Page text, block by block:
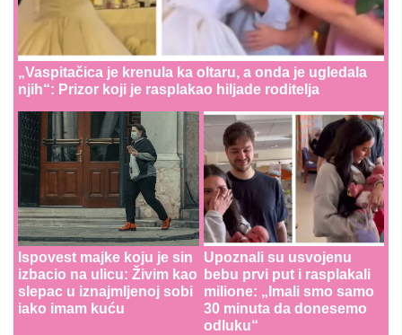
„Vaspitačica je krenula ka oltaru, a onda je ugledala
njih“: Prizor koji je rasplakao hiljade roditelja
Ispovest majke koju je sin
izbacio na ulicu: Živim kao
slepac u iznajmljenoj sobi
iako imam kuću
Upoznali su usvojenu
bebu prvi put i rasplakali
milione: „Imali smo samo
30 minuta da donesemo
odluku“